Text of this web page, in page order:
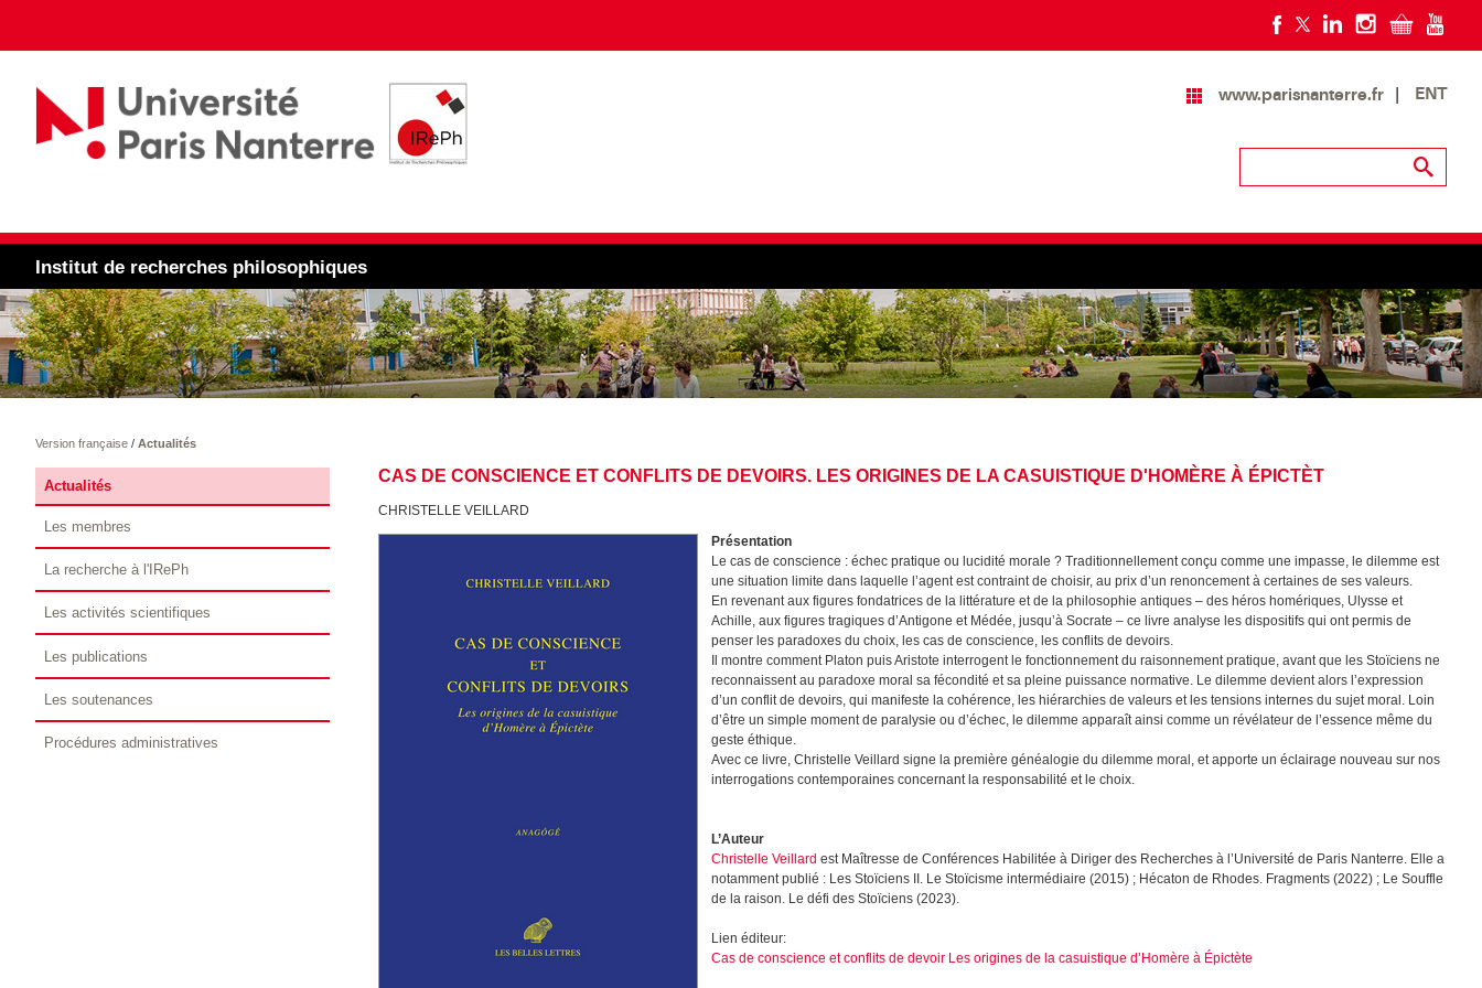
www.parisnanterre.fr ENT
Institut de recherches philosophiques
Version française/ Actualités
CAS DE CONSCIENCE ET CONFLITS DE DEVOIRS. LES ORIGINES DE LA CASUISTIQUE D'HOMÈRE À ÉPICTÈT
CHRISTELLE VEILLARD
Présentation
Le cas de conscience : échec pratique ou lucidité morale ? Traditionnellement conçu comme une impasse, le dilemme est
une situation limite dans laquelle l’agent est contraint de choisir, au prix d’un renoncement à certaines de ses valeurs.
En revenant aux figures fondatrices de la littérature et de la philosophie antiques – des héros homériques, Ulysse et
Achille, aux figures tragiques d’Antigone et Médée, jusqu’à Socrate – ce livre analyse les dispositifs qui ont permis de
penser les paradoxes du choix, les cas de conscience, les conflits de devoirs.
Il montre comment Platon puis Aristote interrogent le fonctionnement du raisonnement pratique, avant que les Stoïciens ne
reconnaissent au paradoxe moral sa fécondité et sa pleine puissance normative. Le dilemme devient alors l’expression
d’un conflit de devoirs, qui manifeste la cohérence, les hiérarchies de valeurs et les tensions internes du sujet moral. Loin
d’être un simple moment de paralysie ou d’échec, le dilemme apparaît ainsi comme un révélateur de l’essence même du
geste éthique.
Avec ce livre, Christelle Veillard signe la première généalogie du dilemme moral, et apporte un éclairage nouveau sur nos
interrogations contemporaines concernant la responsabilité et le choix.
L’Auteur
Christelle Veillard est Maîtresse de Conférences Habilitée à Diriger des Recherches à l’Université de Paris Nanterre. Elle a
notamment publié : Les Stoïciens II. Le Stoïcisme intermédiaire (2015) ; Hécaton de Rhodes. Fragments (2022) ; Le Souffle
de la raison. Le défi des Stoïciens (2023).
Lien éditeur:
Cas de conscience et conflits de devoir Les origines de la casuistique d’Homère à Épictète
Actualités
Les membres
La recherche à l'IRePh
Les activités scientifiques
Les publications
Les soutenances
Procédures administratives